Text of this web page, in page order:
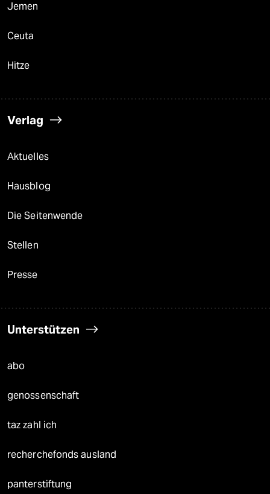
Jemen
Ceuta
Hitze
Verlag
Aktuelles
Hausblog
Die Seitenwende
Stellen
Presse
Unterstützen
abo
genossenschaft
taz zahl ich
recherchefonds ausland
panterstiftung